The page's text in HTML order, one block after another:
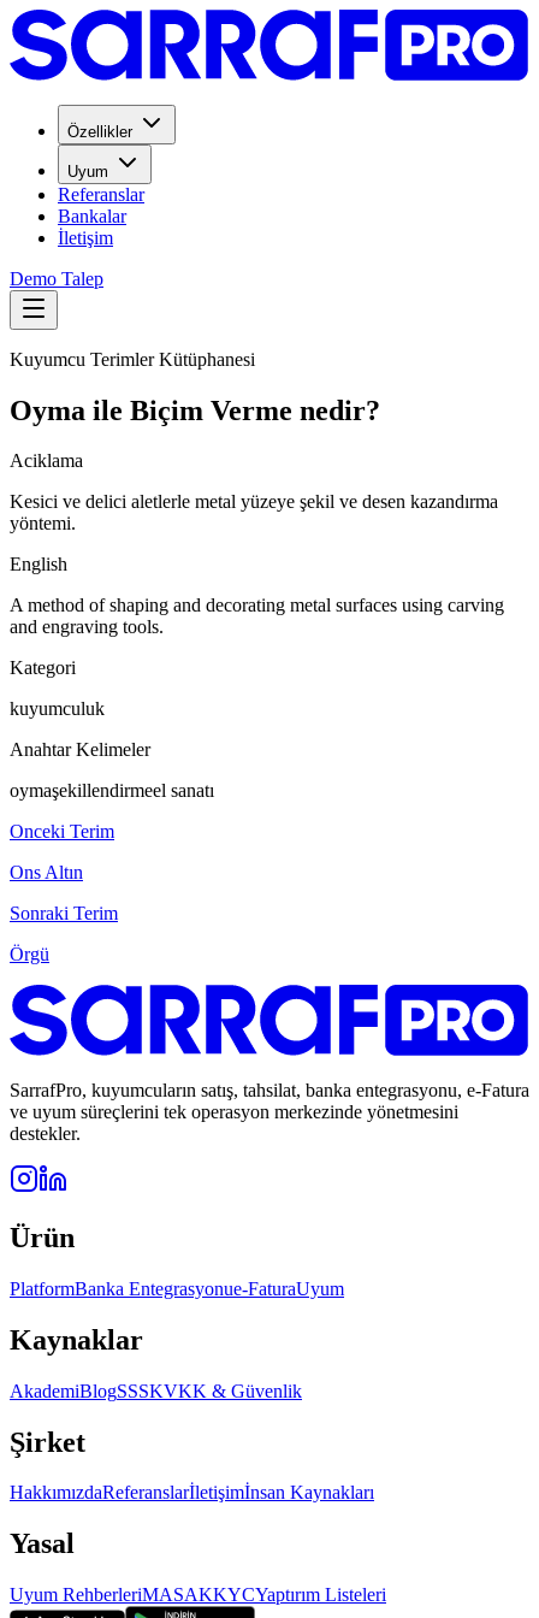
Özellikler
Uyum
Referanslar
Bankalar
İletişim
Demo Talep
Kuyumcu Terimler Kütüphanesi
Oyma ile Biçim Verme nedir?
Aciklama
Kesici ve delici aletlerle metal yüzeye şekil ve desen kazandırma
yöntemi.
English
A method of shaping and decorating metal surfaces using carving
and engraving tools.
Kategori
kuyumculuk
Anahtar Kelimeler
oymaşekillendirmeel sanatı
Onceki Terim
Ons Altın
Sonraki Terim
Örgü
SarrafPro, kuyumcuların satış, tahsilat, banka entegrasyonu, e-Fatura
ve uyum süreçlerini tek operasyon merkezinde yönetmesini
destekler.
Ürün
PlatformBanka Entegrasyonue-FaturaUyum
Kaynaklar
AkademiBlogSSSKVKK & Güvenlik
Şirket
HakkımızdaReferanslarİletişimİnsan Kaynakları
Yasal
Uyum RehberleriMASAKKYCYaptırım Listeleri